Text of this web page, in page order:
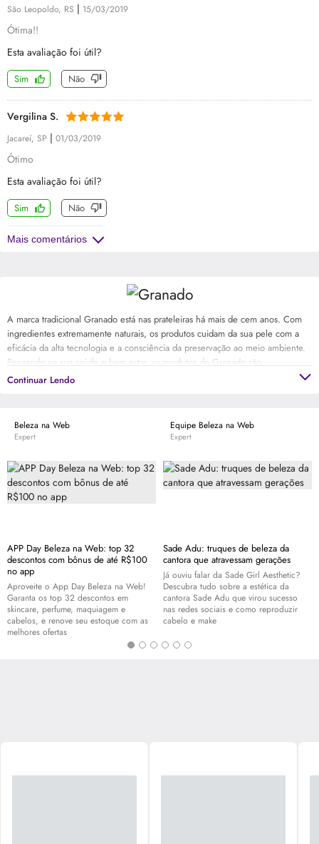
São Leopoldo, RS | 15/03/2019
Ótima!!
Esta avaliação foi útil?
Sim Não
Vergilina S.
Jacareí, SP | 01/03/2019
Ótimo
Esta avaliação foi útil?
Sim Não
Mais comentários
A marca tradicional Granado está nas prateleiras há mais de cem anos. Com
ingredientes extremamente naturais, os produtos cuidam da sua pele com a
eficácia da alta tecnologia e a consciência da preservação ao meio ambiente.
Pensando na sua saúde e bem estar, os produtos de Granado são
desenvolvidos para homens e mulheres que buscam de cuidados diários
Continuar Lendo
Beleza na Web
Expert
APP Day Beleza na Web: top 32
descontos com bônus de até R$100
no app
Aproveite o App Day Beleza na Web!
Garanta os top 32 descontos em
skincare, perfume, maquiagem e
cabelos, e renove seu estoque com as
melhores ofertas
Equipe Beleza na Web
Expert
Sade Adu: truques de beleza da
cantora que atravessam gerações
Já ouviu falar da Sade Girl Aesthetic?
Descubra tudo sobre a estética da
cantora Sade Adu que virou sucesso
nas redes sociais e como reproduzir
cabelo e make